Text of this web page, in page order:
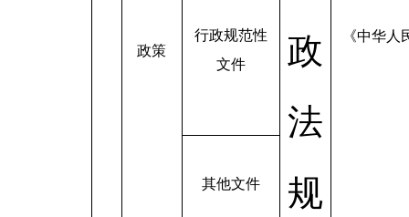
政策
政
法
规
《中华
行政规范性
文件
其他文件